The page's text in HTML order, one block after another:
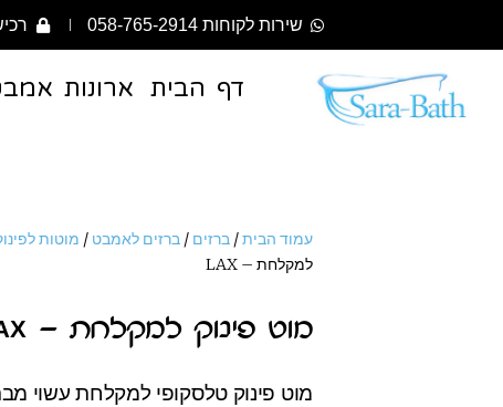
שירות לקוחות 058-765-2914
דף הבית ארונות
עמוד הבית/ ברזים / ברזים לאמבט / מוטות
למקלחת – LAX
מוט פינוק למקלחת – LAX
מוט פינוק טלסקופי למקלחת עשוי